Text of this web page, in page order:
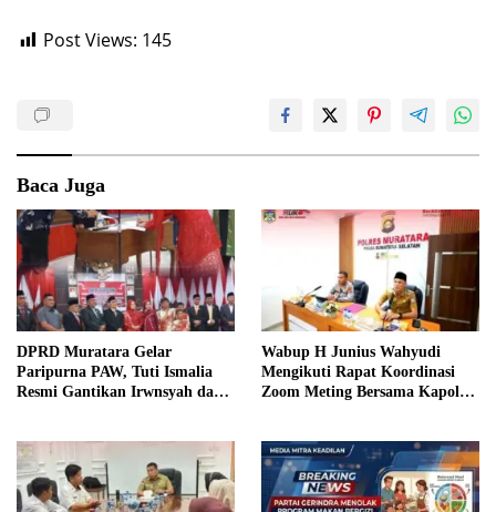
Post Views: 145
Baca Juga
DPRD Muratara Gelar
Paripurna PAW, Tuti Ismalia
Resmi Gantikan Irwnsyah dari
Wabup H Junius Wahyudi
Mengikuti Rapat Koordinasi
Zoom Meting Bersama Kapolres